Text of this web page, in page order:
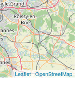
Leaflet|OpenStreetMap